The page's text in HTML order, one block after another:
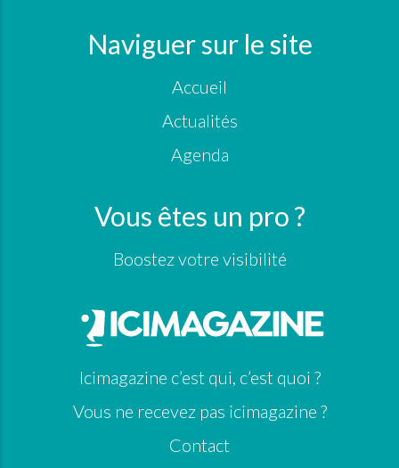
Naviguer sur le site
Accueil
Actualités
Agenda
Vous êtes un pro ?
Boostez votre visibilité
Icimagazine c’est qui, c’est quoi ?
Vous ne recevez pas icimagazine ?
Contact